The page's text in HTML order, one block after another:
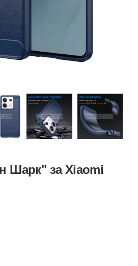
Шарк" за Xiaomi